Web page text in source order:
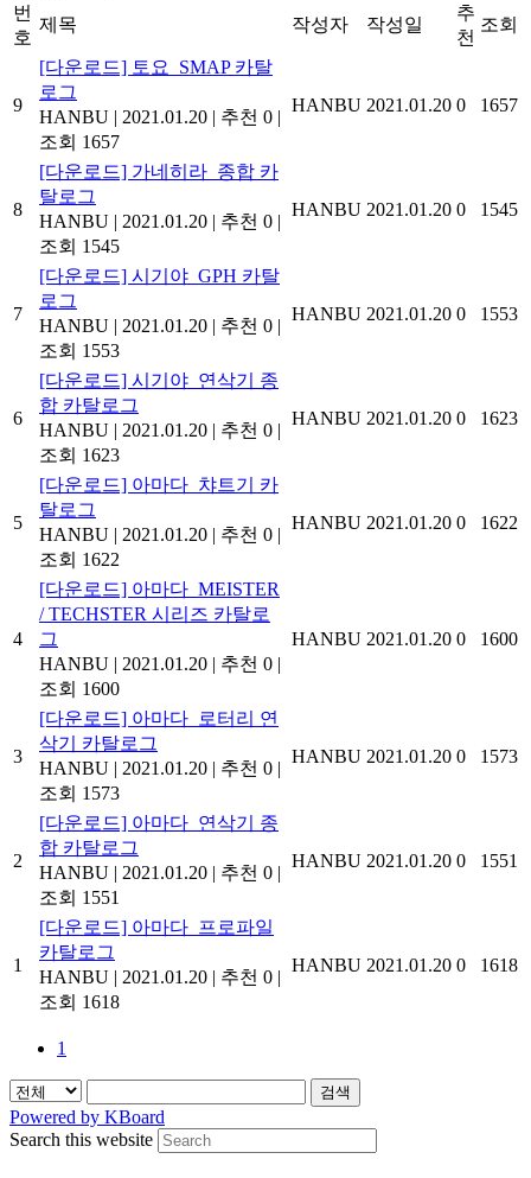
번
호
제목 작성자 작성일
추
천
조회
9
[다운로드] 토요_SMAP 카탈
로그
HANBU | 2021.01.20 | 추천 0 |
조회 1657
HANBU 2021.01.20 0 1657
8
[다운로드] 가네히라_종합 카
탈로그
HANBU | 2021.01.20 | 추천 0 |
조회 1545
HANBU 2021.01.20 0 1545
7
[다운로드] 시기야_GPH 카탈
로그
HANBU | 2021.01.20 | 추천 0 |
조회 1553
HANBU 2021.01.20 0 1553
6
[다운로드] 시기야_연삭기 종
합 카탈로그
HANBU | 2021.01.20 | 추천 0 |
조회 1623
HANBU 2021.01.20 0 1623
5
[다운로드] 아마다_챠트기 카
탈로그
HANBU | 2021.01.20 | 추천 0 |
조회 1622
HANBU 2021.01.20 0 1622
4
[다운로드] 아마다_MEISTER
/ TECHSTER 시리즈 카탈로
그
HANBU | 2021.01.20 | 추천 0 |
조회 1600
HANBU 2021.01.20 0 1600
3
[다운로드] 아마다_로터리 연
삭기 카탈로그
HANBU | 2021.01.20 | 추천 0 |
조회 1573
HANBU 2021.01.20 0 1573
2
[다운로드] 아마다_연삭기 종
합 카탈로그
HANBU | 2021.01.20 | 추천 0 |
조회 1551
HANBU 2021.01.20 0 1551
1
[다운로드] 아마다_프로파일
카탈로그
HANBU | 2021.01.20 | 추천 0 |
조회 1618
HANBU 2021.01.20 0 1618
1
검색
Powered by KBoard
Search this website